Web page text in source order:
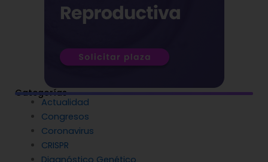
Categorías
Actualidad
Congresos
Coronavirus
CRISPR
Diagnóstico Genético